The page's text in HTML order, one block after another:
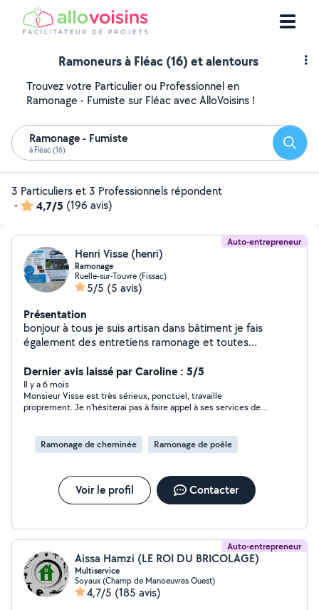
Ramoneurs à Fléac (16) et alentours
Trouvez votre Particulier ou Professionnel en
Ramonage - Fumiste sur Fléac avec AlloVoisins !
Ramonage - Fumiste
à Fléac (16)
3 Particuliers et 3 Professionnels répondent
-
4,7/5 (196 avis)
Auto-entrepreneur
Henri Visse (henri)
Ramonage
Ruelle-sur-Touvre (Fissac)
5/5 (5 avis)
Présentation
bonjour à tous je suis artisan dans bâtiment je fais
également des entretiens ramonage et toutes
Dernier avis laissé par Caroline : 5/5
Il y a 6 mois
Monsieur Visse est très sérieux, ponctuel, travaille
proprement. Je n'hésiterai pas à faire appel à ses services de
Ramonage de cheminée Ramonage de poêle
Voir le profil Contacter
Auto-entrepreneur
Aissa Hamzi (LE ROI DU BRICOLAGE)
Multiservice
Soyaux (Champ de Manoeuvres Ouest)
4,7/5 (185 avis)